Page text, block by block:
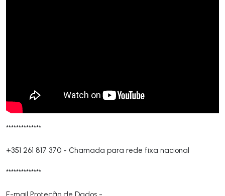
**************
+351 261 817 370 - Chamada para rede fixa nacional
**************
E-mail Proteção de Dados -